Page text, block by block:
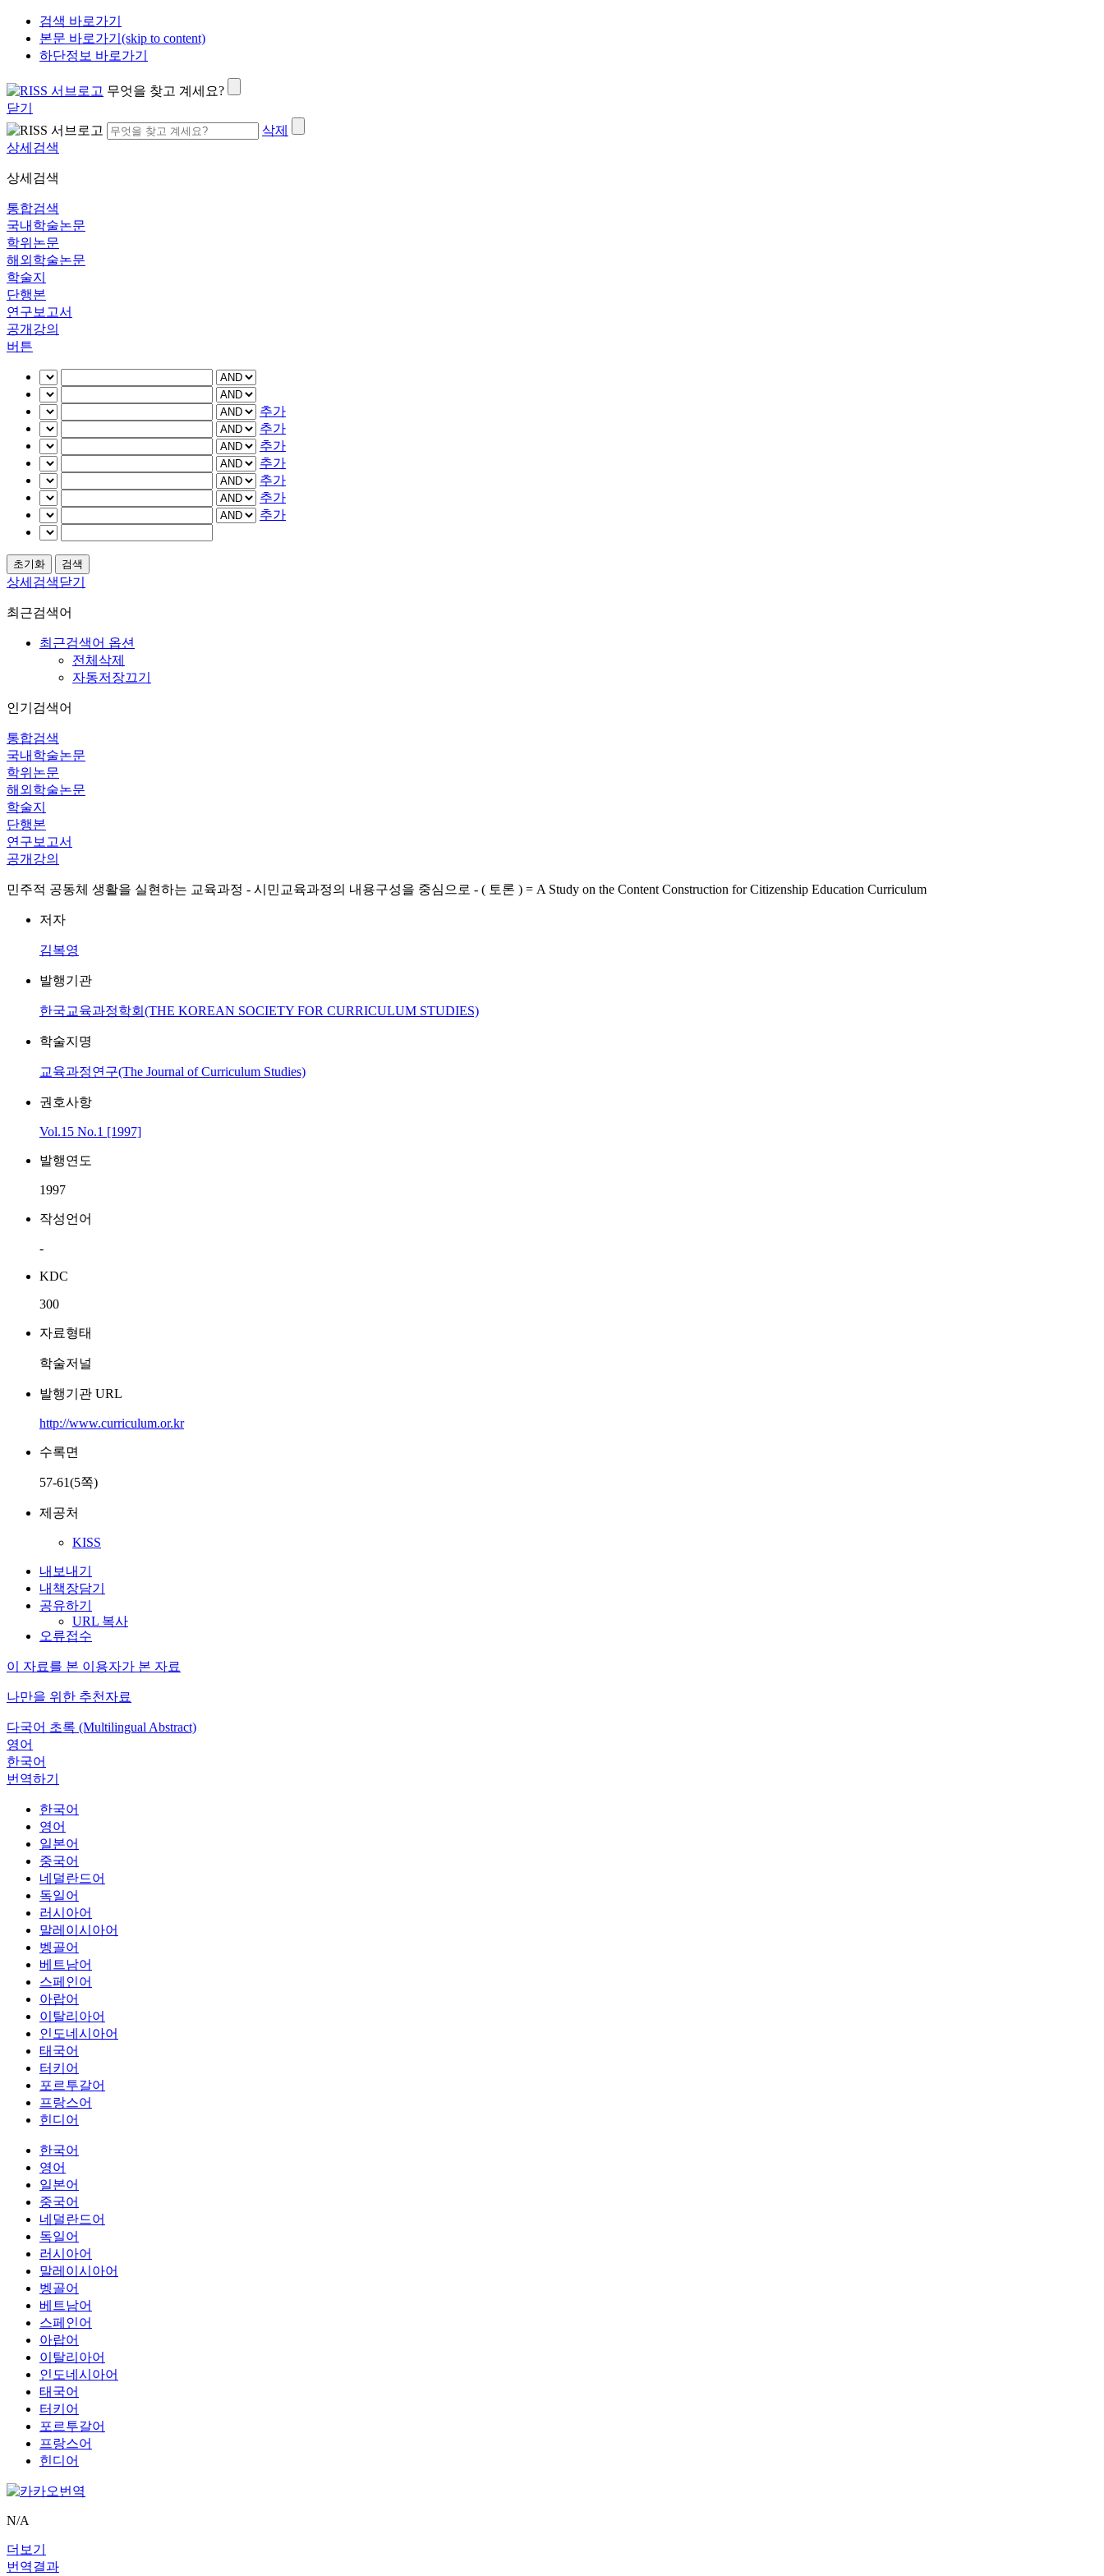
검색 바로가기
본문 바로가기(skip to content)
하단정보 바로가기
무엇을 찾고 계세요?
닫기
삭제
상세검색
상세검색
통합검색
국내학술논문
학위논문
해외학술논문
학술지
단행본
연구보고서
공개강의
버튼
추가
추가
추가
추가
추가
추가
추가
상세검색닫기
최근검색어
최근검색어 옵션
전체삭제
자동저장끄기
인기검색어
통합검색
국내학술논문
학위논문
해외학술논문
학술지
단행본
연구보고서
공개강의
민주적 공동체 생활을 실현하는 교육과정 - 시민교육과정의 내용구성을 중심으로 - ( 토론 ) = A Study on the Content Construction for Citizenship Education Curriculum
저자
김복영
발행기관
한국교육과정학회(THE KOREAN SOCIETY FOR CURRICULUM STUDIES)
학술지명
교육과정연구(The Journal of Curriculum Studies)
권호사항
Vol.15 No.1 [1997]
발행연도
1997
작성언어
-
KDC
300
자료형태
학술저널
발행기관 URL
http://www.curriculum.or.kr
수록면
57-61(5쪽)
제공처
KISS
내보내기
내책장담기
공유하기
URL 복사
오류접수
이 자료를 본 이용자가 본 자료
나만을 위한 추천자료
다국어 초록 (Multilingual Abstract)
영어
한국어
번역하기
한국어
영어
일본어
중국어
네덜란드어
독일어
러시아어
말레이시아어
벵골어
베트남어
스페인어
아랍어
이탈리아어
인도네시아어
태국어
터키어
포르투갈어
프랑스어
힌디어
한국어
영어
일본어
중국어
네덜란드어
독일어
러시아어
말레이시아어
벵골어
베트남어
스페인어
아랍어
이탈리아어
인도네시아어
태국어
터키어
포르투갈어
프랑스어
힌디어
N/A
더보기
번역결과